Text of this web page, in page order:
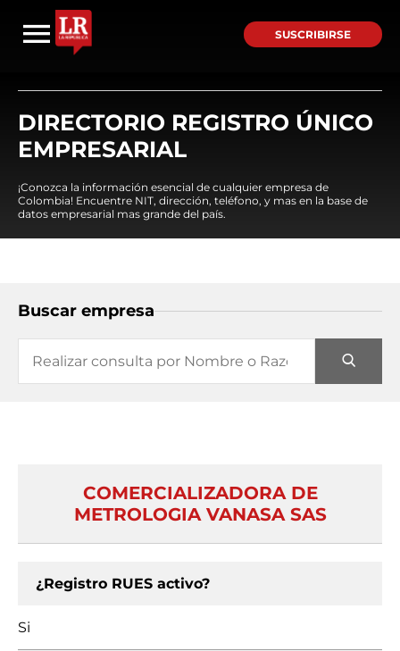
SUSCRIBIRSE
DIRECTORIO REGISTRO ÚNICO
EMPRESARIAL
¡Conozca la información esencial de cualquier empresa de
Colombia! Encuentre NIT, dirección, teléfono, y mas en la base de
datos empresarial mas grande del país.
Buscar empresa
COMERCIALIZADORA DE
METROLOGIA VANASA SAS
¿Registro RUES activo?
Si